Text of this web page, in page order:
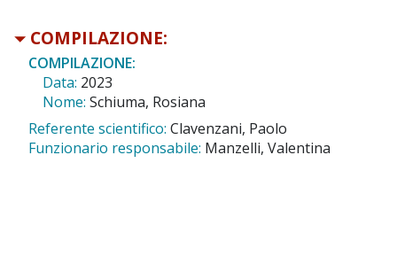
COMPILAZIONE:
COMPILAZIONE:
Data: 2023
Nome: Schiuma, Rosiana
Referente scientifico: Clavenzani, Paolo
Funzionario responsabile: Manzelli, Valentina